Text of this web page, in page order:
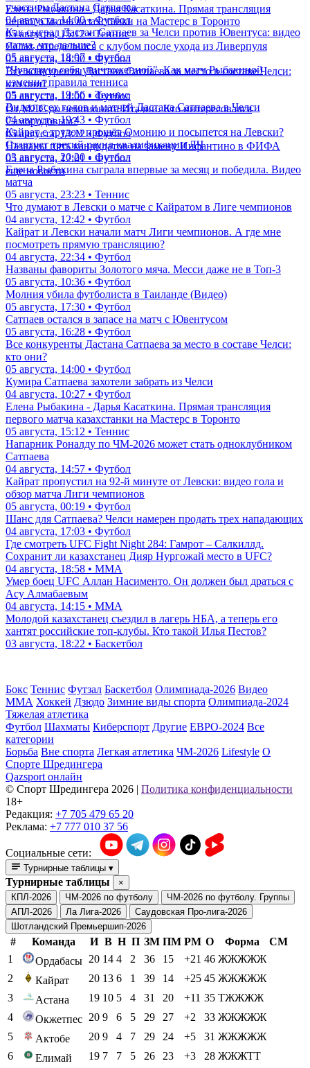
Елена Рыбакина - Дарья Касаткина. Прямая трансляция
первого матча казахстанки на Мастерс в Торонто
05 августа, 15:12 • Теннис
Салах определился с клубом после ухода из Ливерпуля
05 августа, 14:50 • Футбол
Все конкуренты Дастана Сатпаева за место в составе Челси:
кто они?
05 августа, 14:00 • Футбол
От МЛС до чемпионата Италии. Кто интересовался
Самородовым?
05 августа, 13:12 • Футбол
Названы пять кандидатов на замену Инфантино в ФИФА
05 августа, 12:01 • Футбол
еще новости
участием Дастана Сатпаева
04 августа, 14:00 • Футбол
Как сыграл Дастан Сатпаев за Челси против Ювентуса: видео
матча, что дальше?
05 августа, 18:07 • Футбол
"Чувствую себя уничтоженной". Как матч Рыбакиной
изменил правила тенниса
05 августа, 19:56 • Теннис
Видео всех голов и матчей Дастана Сатпаева в Челси
04 августа, 19:43 • Футбол
Кайрат с трудом прошёл Омонию и посыпется на Левски?
Стартует третий раунд квалификации ЛЧ
03 августа, 20:20 • Футбол
Елена Рыбакина сыграла впервые за месяц и победила. Видео
матча
05 августа, 23:23 • Теннис
Что думают в Левски о матче с Кайратом в Лиге чемпионов
04 августа, 12:42 • Футбол
Кайрат и Левски начали матч Лиги чемпионов. А где мне
посмотреть прямую трансляцию?
04 августа, 22:34 • Футбол
Названы фавориты Золотого мяча. Месси даже не в Топ-3
05 августа, 10:36 • Футбол
Молния убила футболиста в Таиланде (Видео)
05 августа, 17:30 • Футбол
Сатпаев остался в запасе на матч с Ювентусом
05 августа, 16:28 • Футбол
Все конкуренты Дастана Сатпаева за место в составе Челси:
кто они?
05 августа, 14:00 • Футбол
Кумира Сатпаева захотели забрать из Челси
04 августа, 10:27 • Футбол
Елена Рыбакина - Дарья Касаткина. Прямая трансляция
первого матча казахстанки на Мастерс в Торонто
05 августа, 15:12 • Теннис
Напарник Роналду по ЧМ-2026 может стать одноклубником
Сатпаева
04 августа, 14:57 • Футбол
Кайрат пропустил на 92-й минуте от Левски: видео гола и
обзор матча Лиги чемпионов
05 августа, 00:19 • Футбол
Шанс для Сатпаева? Челси намерен продать трех нападающих
04 августа, 17:03 • Футбол
Где смотреть UFC Fight Night 284: Гамрот – Салкиллд.
Сохранит ли казахстанец Дияр Нургожай место в UFC?
04 августа, 18:58 • ММА
Умер боец UFC Аллан Насименто. Он должен был драться с
Асу Алмабаевым
04 августа, 14:15 • ММА
Молодой казахстанец съездил в лагерь НБА, а теперь его
хантят российские топ-клубы. Кто такой Илья Пестов?
03 августа, 18:22 • Баскетбол
Бокс Теннис Футзал Баскетбол Олимпиада-2026 Видео
ММА Хоккей Дзюдо Зимние виды спорта Олимпиада-2024
Тяжелая атлетика
Футбол Шахматы Киберспорт Другие ЕВРО-2024 Все
категории
Борьба Вне спорта Легкая атлетика ЧМ-2026 Lifestyle О
Спорте Шредингера
Qazsport онлайн
© Cпорт Шредингера 2026 | Политика конфиденциальности
18+
Редакция: +7 705 479 65 20
Реклама: +7 777 010 37 56
Социальные сети:
Турнирные таблицы ▾
Турнирные таблицы
×
КПЛ-2026
ЧМ-2026 по футболу
ЧМ-2026 по футболу. Группы
АПЛ-2026
Ла Лига-2026
Саудовская Про-лига-2026
Шотландский Премьершип-2026
# Команда И В Н П ЗМ ПМ РМ О Форма
СМ
1
Ордабасы 20 14 4 2 36 15 +21 46 ЖЖЖЖЖ
2
Кайрат 20 13 6 1 39 14 +25 45 ЖЖЖЖЖ
3
Астана 19 10 5 4 31 20 +11 35 ТЖЖЖЖ
4
Окжетпес 20 9 6 5 29 27 +2 33 ЖЖЖЖЖ
5
Актобе 20 9 4 7 29 24 +5 31 ЖЖЖЖЖ
6
Елимай 19 7 7 5 26 23 +3 28 ЖЖЖТТ